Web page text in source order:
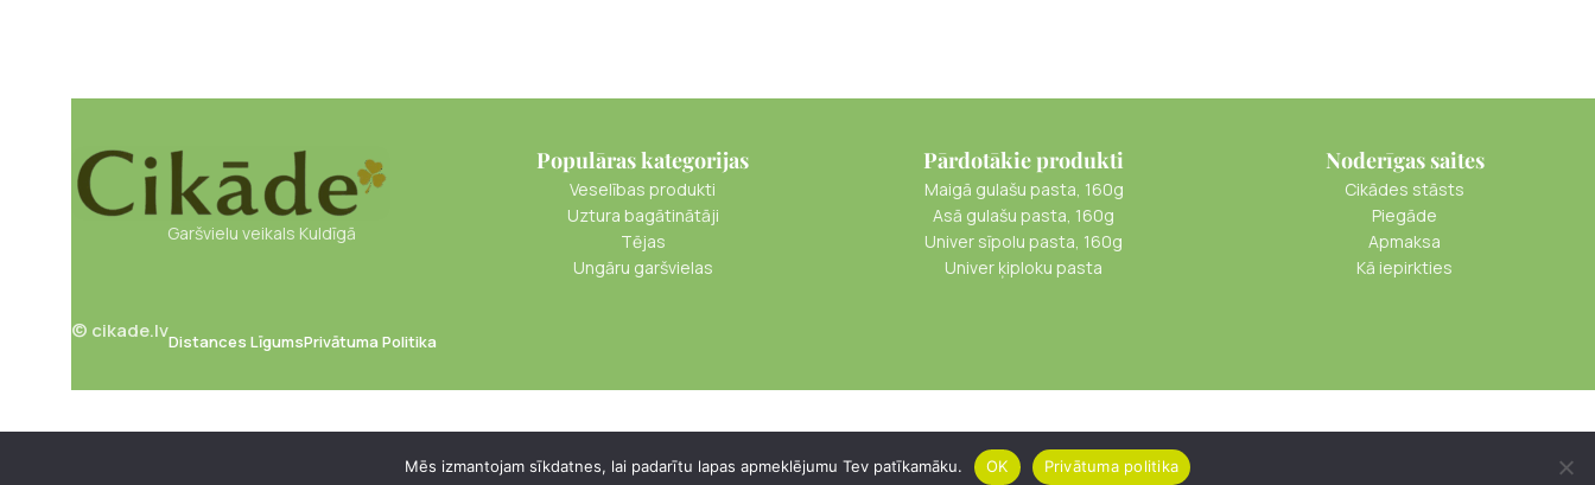
Garšvielu veikals Kuldīgā
Populāras kategorijas
Veselības produkti
Uztura bagātinātāji
Tējas
Ungāru garšvielas
Pārdotākie produkti
Maigā gulašu pasta, 160g
Asā gulašu pasta, 160g
Univer sīpolu pasta, 160g
Univer ķiploku pasta
Noderīgas saites
Cikādes stāsts
Piegāde
Apmaksa
Kā iepirkties
© cikade.lvDistances LīgumsPrivātuma Politika
Mēs izmantojam sīkdatnes, lai padarītu lapas apmeklējumu Tev patīkamāku. OK Privātuma politika